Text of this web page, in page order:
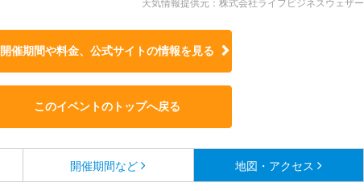
天気情報提供元：株式会社ライフビジネスウェザー
開催期間や料金、公式サイトの情報を見る
このイベントのトップへ戻る
開催期間など 地図・アクセス